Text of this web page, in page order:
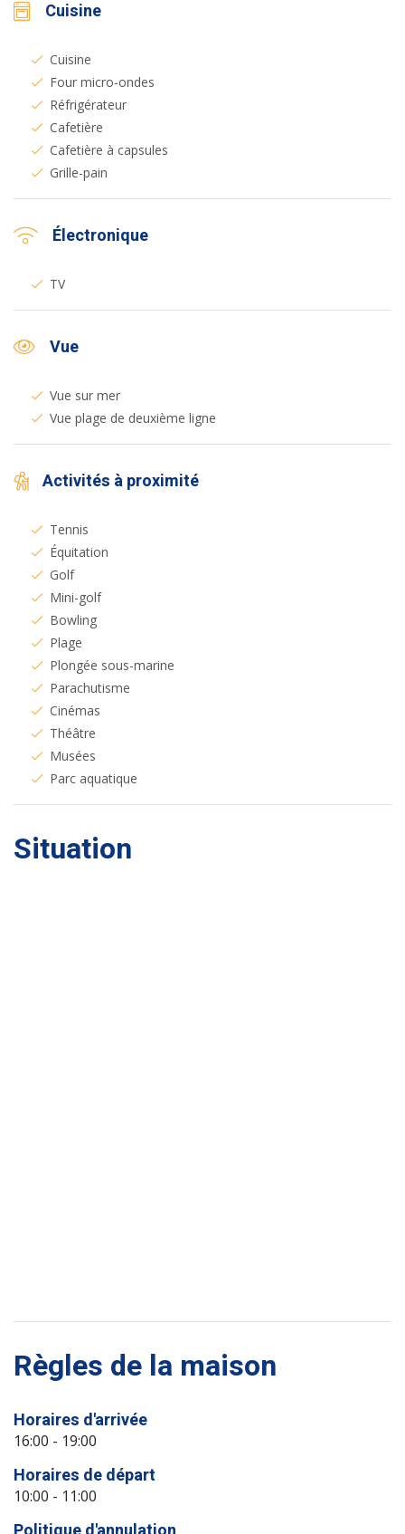
Cuisine
Cuisine
Four micro-ondes
Réfrigérateur
Cafetière
Cafetière à capsules
Grille-pain
Électronique
TV
Vue
Vue sur mer
Vue plage de deuxième ligne
Activités à proximité
Tennis
Équitation
Golf
Mini-golf
Bowling
Plage
Plongée sous-marine
Parachutisme
Cinémas
Théâtre
Musées
Parc aquatique
Situation
Règles de la maison
Horaires d'arrivée
16:00 - 19:00
Horaires de départ
10:00 - 11:00